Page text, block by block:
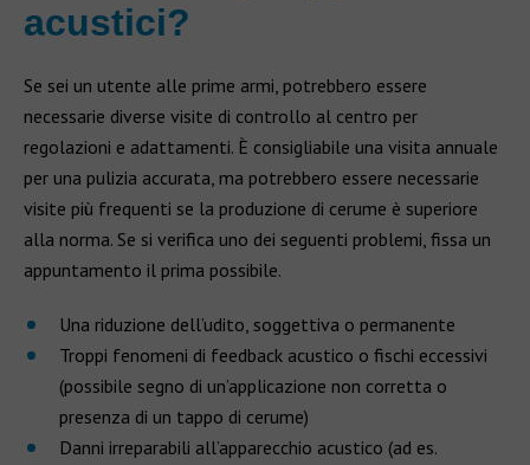
acustici?
Se sei un utente alle prime armi, potrebbero essere
necessarie diverse visite di controllo al centro per
regolazioni e adattamenti. È consigliabile una visita annuale
per una pulizia accurata, ma potrebbero essere necessarie
visite più frequenti se la produzione di cerume è superiore
alla norma. Se si verifica uno dei seguenti problemi, fissa un
appuntamento il prima possibile.
Una riduzione dell’udito, soggettiva o permanente
Troppi fenomeni di feedback acustico o fischi eccessivi
(possibile segno di un’applicazione non corretta o
presenza di un tappo di cerume)
Danni irreparabili all’apparecchio acustico (ad es.